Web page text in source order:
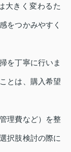
大きく変わるた
をつかみやすく
を丁寧に行いま
とは、購入希望
理費など）を整
択肢検討の際に